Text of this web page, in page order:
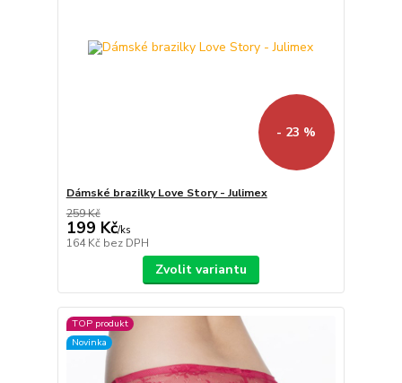
- 23 %
Dámské brazilky Love Story - Julimex
259 Kč
199 Kč/ks
164 Kč bez DPH
Zvolit variantu
TOP produkt
Novinka